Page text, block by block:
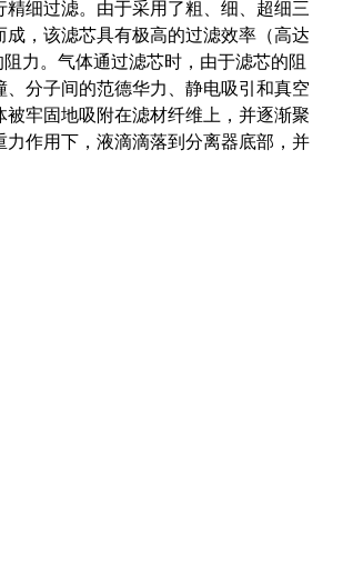
细过滤。 由于采用了粗、细、超细三
成，该滤芯具有极高的过滤效率（高达
力。气体通过滤芯时，由于滤芯的阻
、分子间的范德华力、静电吸引和真空
被牢固地吸附在滤材纤维上，并逐渐聚
力作用下，液滴滴落到分离器底部，并